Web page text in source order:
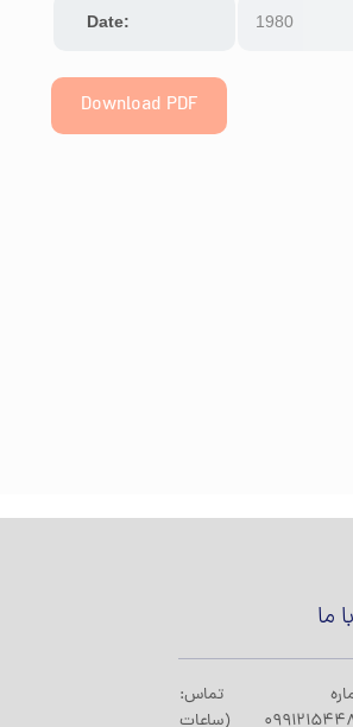
Date: 1980
Download PDF
ما
تماس:
09912154485 (ساعات